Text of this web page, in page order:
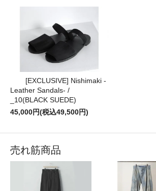
[EXCLUSIVE] Nishimaki -
Leather Sandals- /
_10(BLACK SUEDE)
45,000円(税込49,500円)
売れ筋商品